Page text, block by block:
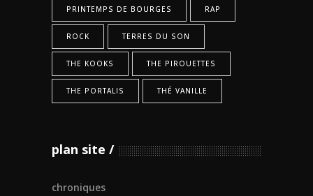
PRINTEMPS DE BOURGES RAP
ROCK TERRES DU SON
THE KOOKS THE PIROUETTES
THE PORTALIS THÉ VANILLE
plan site
chroniques